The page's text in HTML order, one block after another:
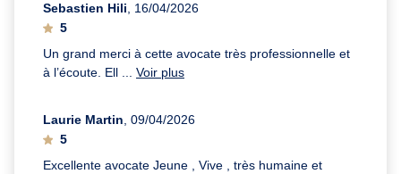
Sebastien Hili, 16/04/2026
5
Un grand merci à cette avocate très professionnelle et
à l’écoute. Ell ... Voir plus
Laurie Martin, 09/04/2026
5
Excellente avocate Jeune , Vive , très humaine et